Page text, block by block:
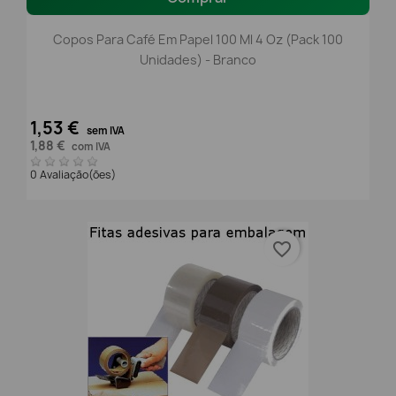
Copos Para Café Em Papel 100 Ml 4 Oz (Pack 100
Unidades) - Branco
1,53 € sem IVA
1,88 € com IVA
0 Avaliação(ões)
favorite_border